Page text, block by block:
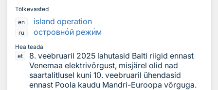
Tõlkevasted
en
island operation
ru островной режим
Hea teada
et
8. veebruaril 2025 lahutasid Balti riigid ennast
Venemaa elektrivõrgust, misjärel olid nad
saartalitlusel kuni 10. veebruaril ühendasid
ennast Poola kaudu Mandri-Euroopa võrguga.